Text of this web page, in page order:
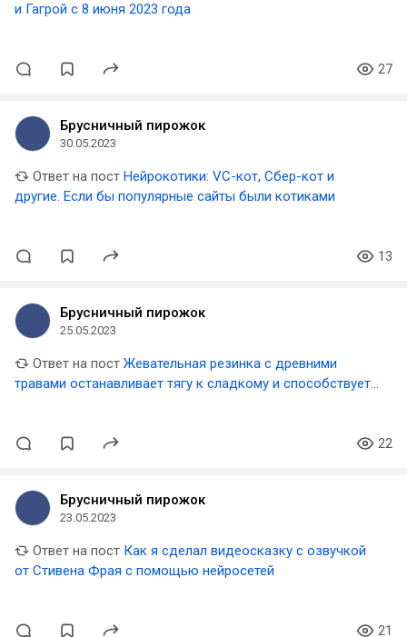
и Гагрой с 8 июня 2023 года
27
Брусничный пирожок
30.05.2023
Ответ на пост Нейрокотики: VC-кот, Сбер-кот и
другие. Если бы популярные сайты были котиками
13
Брусничный пирожок
25.05.2023
Ответ на пост Жевательная резинка с древними
травами останавливает тягу к сладкому и способствует
22
Брусничный пирожок
23.05.2023
Ответ на пост Как я сделал видеосказку с озвучкой
от Стивена Фрая с помощью нейросетей
21